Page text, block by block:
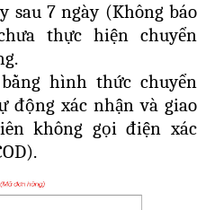
sau 7 ngày (Không báo
thực hiện chuyển
hình thức chuyển
động xác nhận và giao
không gọi điện xác